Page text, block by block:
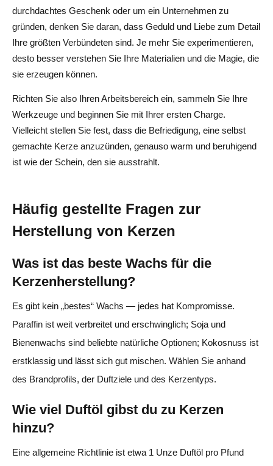
durchdachtes Geschenk oder um ein Unternehmen zu
gründen, denken Sie daran, dass Geduld und Liebe zum Detail
Ihre größten Verbündeten sind. Je mehr Sie experimentieren,
desto besser verstehen Sie Ihre Materialien und die Magie, die
sie erzeugen können.
Richten Sie also Ihren Arbeitsbereich ein, sammeln Sie Ihre
Werkzeuge und beginnen Sie mit Ihrer ersten Charge.
Vielleicht stellen Sie fest, dass die Befriedigung, eine selbst
gemachte Kerze anzuzünden, genauso warm und beruhigend
ist wie der Schein, den sie ausstrahlt.
Häufig gestellte Fragen zur
Herstellung von Kerzen
Was ist das beste Wachs für die
Kerzenherstellung?
Es gibt kein „bestes“ Wachs — jedes hat Kompromisse.
Paraffin ist weit verbreitet und erschwinglich; Soja und
Bienenwachs sind beliebte natürliche Optionen; Kokosnuss ist
erstklassig und lässt sich gut mischen. Wählen Sie anhand
des Brandprofils, der Duftziele und des Kerzentyps.
Wie viel Duftöl gibst du zu Kerzen
hinzu?
Eine allgemeine Richtlinie ist etwa 1 Unze Duftöl pro Pfund